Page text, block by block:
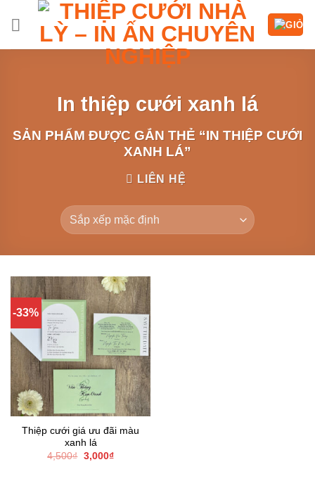
In thiệp cưới xanh lá
SẢN PHẨM ĐƯỢC GẮN THẺ “IN THIỆP CƯỚI
XANH LÁ”
LIÊN HỆ
-33%
Thiệp cưới giá ưu đãi màu
xanh lá
4,500₫ Giá
gốc
3,000₫Giá